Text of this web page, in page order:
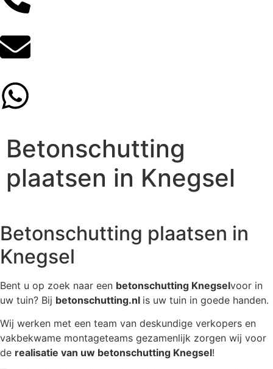
Betonschutting
plaatsen in Knegsel
Betonschutting plaatsen in
Knegsel
Bent u op zoek naar een betonschutting Knegselvoor in
uw tuin? Bij betonschutting.nl is uw tuin in goede handen.
Wij werken met een team van deskundige verkopers en
vakbekwame montageteams gezamenlijk zorgen wij voor
de realisatie van uw betonschutting Knegsel!